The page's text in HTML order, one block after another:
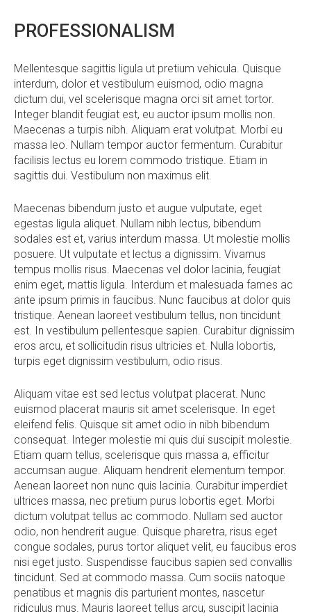
PROFESSIONALISM
Mellentesque sagittis ligula ut pretium vehicula. Quisque
interdum, dolor et vestibulum euismod, odio magna
dictum dui, vel scelerisque magna orci sit amet tortor.
Integer blandit feugiat est, eu auctor ipsum mollis non.
Maecenas a turpis nibh. Aliquam erat volutpat. Morbi eu
massa leo. Nullam tempor auctor fermentum. Curabitur
facilisis lectus eu lorem commodo tristique. Etiam in
sagittis dui. Vestibulum non maximus elit.
Maecenas bibendum justo et augue vulputate, eget
egestas ligula aliquet. Nullam nibh lectus, bibendum
sodales est et, varius interdum massa. Ut molestie mollis
posuere. Ut vulputate et lectus a dignissim. Vivamus
tempus mollis risus. Maecenas vel dolor lacinia, feugiat
enim eget, mattis ligula. Interdum et malesuada fames ac
ante ipsum primis in faucibus. Nunc faucibus at dolor quis
tristique. Aenean laoreet vestibulum tellus, non tincidunt
est. In vestibulum pellentesque sapien. Curabitur dignissim
eros arcu, et sollicitudin risus ultricies et. Nulla lobortis,
turpis eget dignissim vestibulum, odio risus.
Aliquam vitae est sed lectus volutpat placerat. Nunc
euismod placerat mauris sit amet scelerisque. In eget
eleifend felis. Quisque sit amet odio in nibh bibendum
consequat. Integer molestie mi quis dui suscipit molestie.
Etiam quam tellus, scelerisque quis massa a, efficitur
accumsan augue. Aliquam hendrerit elementum tempor.
Aenean laoreet non nunc quis lacinia. Curabitur imperdiet
ultrices massa, nec pretium purus lobortis eget. Morbi
dictum volutpat tellus ac commodo. Nullam sed auctor
odio, non hendrerit augue. Quisque pharetra, risus eget
congue sodales, purus tortor aliquet velit, eu faucibus eros
nisi eget justo. Suspendisse faucibus sapien sed convallis
tincidunt. Sed at commodo massa. Cum sociis natoque
penatibus et magnis dis parturient montes, nascetur
ridiculus mus. Mauris laoreet tellus arcu, suscipit lacinia